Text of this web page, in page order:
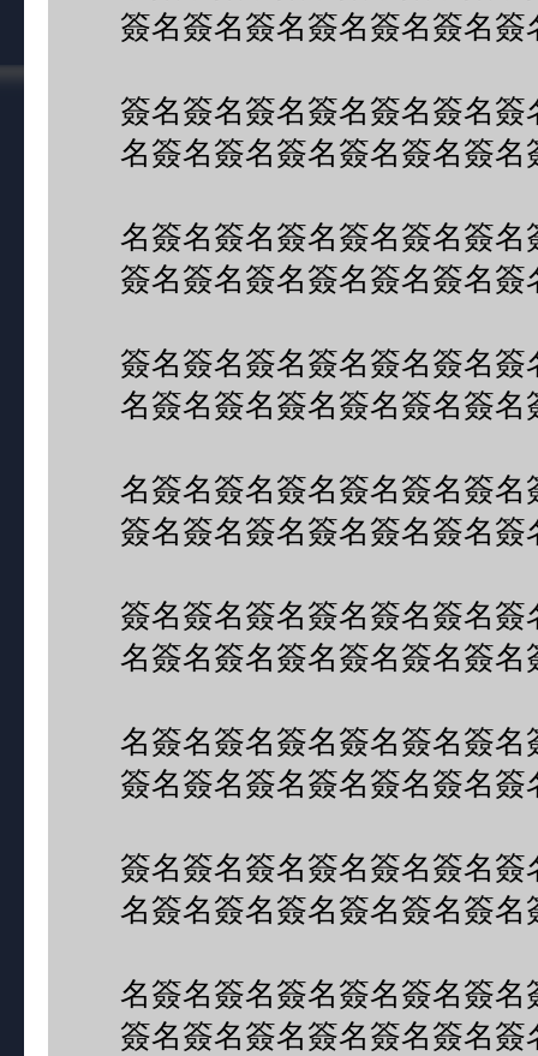
簽名簽名簽名簽名簽名簽名簽
簽名簽名簽名簽名簽名簽名
名簽名簽名簽名簽名簽名簽名
名簽名簽名簽名簽名簽名簽
簽名簽名簽名簽名簽名簽名簽
簽名簽名簽名簽名簽名簽名
名簽名簽名簽名簽名簽名簽名
名簽名簽名簽名簽名簽名簽
簽名簽名簽名簽名簽名簽名簽
簽名簽名簽名簽名簽名簽名
名簽名簽名簽名簽名簽名簽名
名簽名簽名簽名簽名簽名簽
簽名簽名簽名簽名簽名簽名簽
簽名簽名簽名簽名簽名簽名
名簽名簽名簽名簽名簽名簽名
名簽名簽名簽名簽名簽名簽
簽名簽名簽名簽名簽名簽名簽